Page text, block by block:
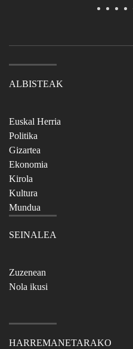
ALBISTEAK
Euskal Herria
Politika
Gizartea
Ekonomia
Kirola
Kultura
Mundua
SEINALEA
Zuzenean
Nola ikusi
HARREMANETARAKO